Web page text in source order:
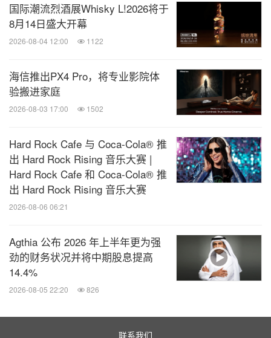
国际潮流烈酒展Whisky L!2026将于
8月14日盛大开幕
2026-08-04 12:00 1122
海信推出PX4 Pro，将专业影院体
验搬进家庭
2026-08-03 17:00 1502
Hard Rock Cafe 与 Coca-Cola® 推
出 Hard Rock Rising 音乐大赛 |
Hard Rock Cafe 和 Coca-Cola® 推
出 Hard Rock Rising 音乐大赛
2026-08-06 06:21
Agthia 公布 2026 年上半年更为强
劲的财务状况并将中期股息提高
14.4%
2026-08-05 22:20 826
联系我们